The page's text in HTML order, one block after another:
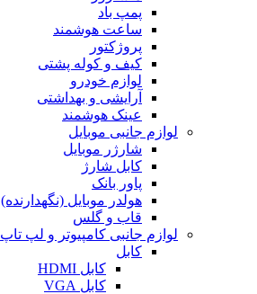
پمپ باد
ساعت هوشمند
پروژکتور
کیف و کوله پشتی
لوازم خودرو
آرایشی و بهداشتی
عینک هوشمند
لوازم جانبی موبایل
شارژر موبایل
کابل شارژ
پاور بانک
هولدر موبایل (نگهدارنده)
قاب و گلس
لوازم جانبی کامپیوتر و لپ تاپ
کابل
کابل HDMI
کابل VGA